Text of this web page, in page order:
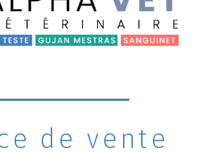
de vente